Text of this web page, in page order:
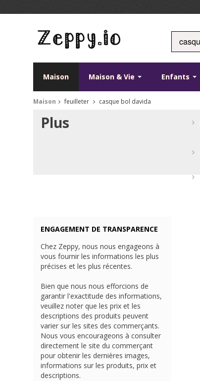
Maison Maison & Vie Enfants
Maison feuilleter casque bol davida
Plus
ENGAGEMENT DE TRANSPARENCE
Chez Zeppy, nous nous engageons à
vous fournir les informations les plus
précises et les plus récentes.
Bien que nous nous efforcions de
garantir l'exactitude des informations,
veuillez noter que les prix et les
descriptions des produits peuvent
varier sur les sites des commerçants.
Nous vous encourageons à consulter
directement le site du commerçant
pour obtenir les dernières images,
informations sur les produits, prix et
descriptions.